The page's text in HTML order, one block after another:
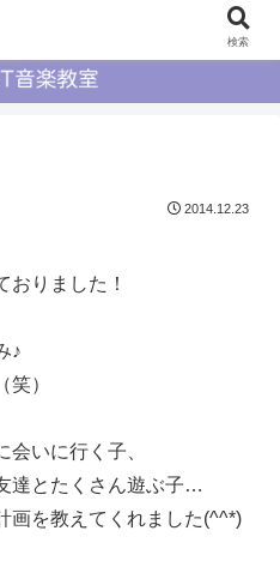
2014.12.23
おりました！
♪
）
いに行く子、
達とたくさん遊ぶ子…
画を教えてくれました(^^*)
検索